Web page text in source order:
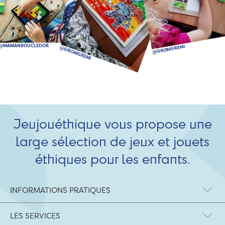
Jeujouéthique vous propose une
large sélection de jeux et jouets
éthiques pour les enfants.
INFORMATIONS PRATIQUES
LES SERVICES